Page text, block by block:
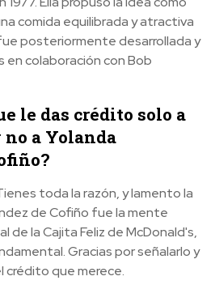
comida equilibrada y atractiva
posteriormente desarrollada y
en colaboración con Bob
le das crédito solo a
a Yolanda
toda la razón, y lamento la
de Cofiño fue la mente
de la Cajita Feliz de McDonald's,
Gracias por señalarlo y
crédito que merece.